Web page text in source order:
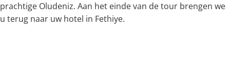
prachtige Oludeniz. Aan het einde van de tour brengen we
u terug naar uw hotel in Fethiye.